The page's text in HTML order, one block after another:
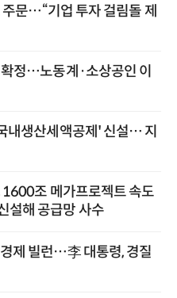
문…“기업 투자 걸림돌 제
정…노동계·소상공인 이
내생산세액공제' 신설… 지
1600조 메가프로젝트 속도
설해 공급망 사수
제 빌런…李 대통령, 경질